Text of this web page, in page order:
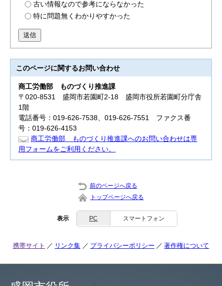
古い情報なので参考にならなかった
特に問題無くわかりやすかった
送信
このページに関するお問い合わせ
商工労働部
ものづくり推進課
〒020-8531 盛岡市若園町2-18 盛岡市役所若園町分庁舎
1階
電話番号：019-626-7538、019-626-7551 ファクス番
号：019-626-4153
商工労働部 ものづくり推進課へのお問い合わせは専
用フォームをご利用ください。
前のページへ戻る
トップページへ戻る
表示 PC スマートフォン
携帯サイト リンク集 プライバシーポリシー 著作権について